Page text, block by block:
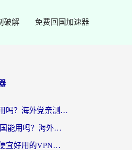
破解 免费回国加速器
穿梭和海归好用吗？海外党亲测：3步选对回国加速器，无缝刷国内剧玩手游
ExpressVPN中国能用吗？海外党翻回国内的加速器选择指南（附番茄加速器实测）
海外党必看：便宜好用的VPN怎么选？3步解决回国访问难题+Steam改区技巧